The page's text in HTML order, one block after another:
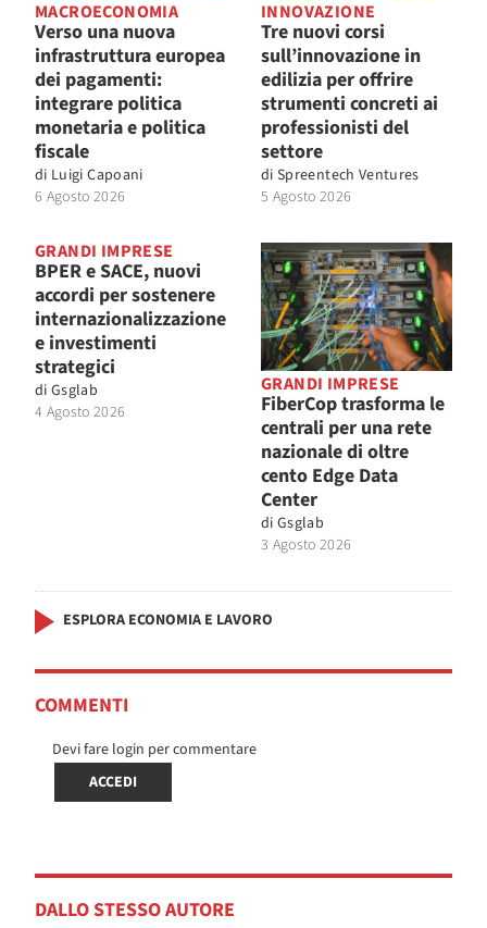
MACROECONOMIA
Verso una nuova
infrastruttura europea
dei pagamenti:
integrare politica
monetaria e politica
fiscale
di Luigi Capoani
6 Agosto 2026
INNOVAZIONE
Tre nuovi corsi
sull’innovazione in
edilizia per offrire
strumenti concreti ai
professionisti del
settore
di Spreentech Ventures
5 Agosto 2026
GRANDI IMPRESE
BPER e SACE, nuovi
accordi per sostenere
internazionalizzazione
e investimenti
strategici
di Gsglab
4 Agosto 2026
GRANDI IMPRESE
FiberCop trasforma le
centrali per una rete
nazionale di oltre
cento Edge Data
Center
di Gsglab
3 Agosto 2026
ESPLORA ECONOMIA E LAVORO
COMMENTI
Devi fare login per commentare
ACCEDI
DALLO STESSO AUTORE